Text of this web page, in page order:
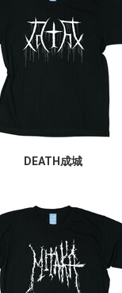
DEATH成城